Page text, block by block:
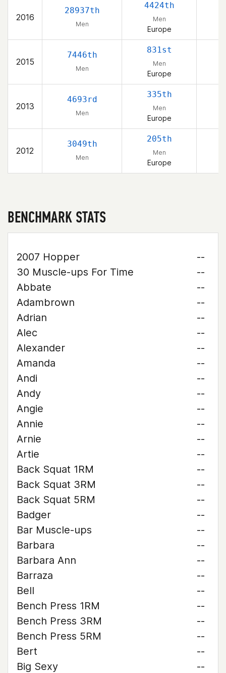
2016
28937th
Men
4424th
Men
Europe
2015
7446th
Men
831st
Men
Europe
2013
4693rd
Men
335th
Men
Europe
2012
3049th
Men
205th
Men
Europe
BENCHMARK STATS
2007 Hopper
--
30 Muscle-ups For Time
--
Abbate
--
Adambrown
--
Adrian
--
Alec
--
Alexander
--
Amanda
--
Andi
--
Andy
--
Angie
--
Annie
--
Arnie
--
Artie
--
Back Squat 1RM
--
Back Squat 3RM
--
Back Squat 5RM
--
Badger
--
Bar Muscle-ups
--
Barbara
--
Barbara Ann
--
Barraza
--
Bell
--
Bench Press 1RM
--
Bench Press 3RM
--
Bench Press 5RM
--
Bert
--
Big Sexy
--